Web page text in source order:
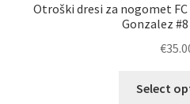
Otroški dresi za nogomet
Gonzalez
€
Select